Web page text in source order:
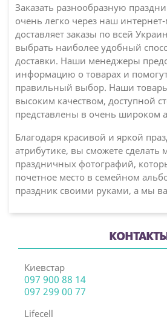
Заказать разнообразную
очень легко через наш
доставляет заказы по всей
выбрать наиболее удобный
доставки. Наши менеджеры
информацию о товарах и
правильный выбор. Наши
высоким качеством, доступной
представлены в очень широком
Благодаря красивой и яркой
атрибутике, вы сможете сделать
праздничных фотографий,
почетное место в семейном
праздник своими руками, а мы
Киевстар
097 900 88 14
097 299 00 77
Lifecell